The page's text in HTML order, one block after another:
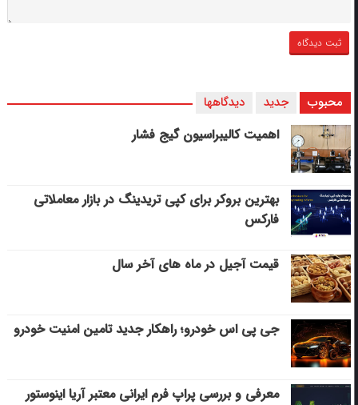
محبوب جدید دیدگاهها
اهمیت کالیبراسیون گیج فشار
بهترین بروکر برای کپی‌ تریدینگ در بازار معاملاتی
فارکس
قیمت آجیل در ماه های آخر سال
جی پی اس خودرو؛ راهکار جدید تامین امنیت خودرو
معرفی و بررسی پراپ فرم ایرانی معتبر آریا اینوستور